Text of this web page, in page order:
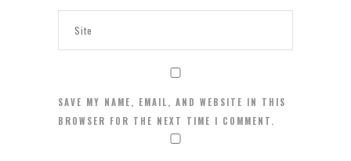
SAVE MY NAME, EMAIL, AND WEBSITE IN THIS
BROWSER FOR THE NEXT TIME I COMMENT.